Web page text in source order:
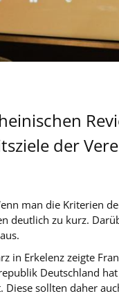
der
man die Kriterien
deutlich zu kurz.
in Erkelenz zeigte
Deutschland
sollten daher